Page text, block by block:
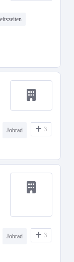
Jobrad 3
Jobrad 3